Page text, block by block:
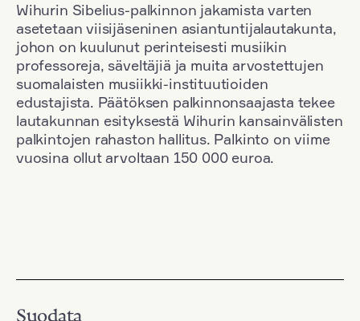
Wihurin Sibelius-palkinnon jakamista varten
asetetaan viisijäseninen asiantuntijalautakunta,
johon on kuulunut perinteisesti musiikin
professoreja, säveltäjiä ja muita arvostettujen
suomalaisten musiikki-instituutioiden
edustajista. Päätöksen palkinnonsaajasta tekee
lautakunnan esityksestä Wihurin kansainvälisten
palkintojen rahaston hallitus. Palkinto on viime
vuosina ollut arvoltaan 150 000 euroa.
Suodata